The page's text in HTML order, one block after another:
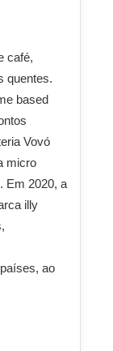
café,
quentes.
based
Vovó
micro
Em 2020, a
illy
ao